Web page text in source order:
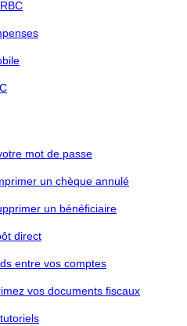
mot de passe
un chèque annulé
un bénéficiaire
direct
entre vos comptes
vos documents fiscaux